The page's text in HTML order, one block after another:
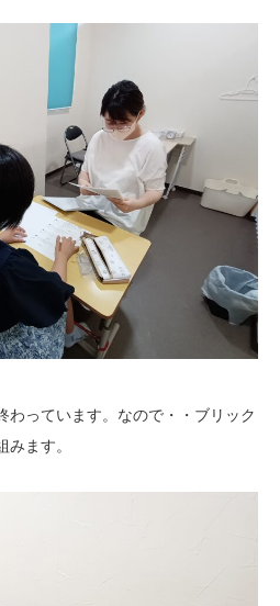
わっています。なので・・ブリック
ます。